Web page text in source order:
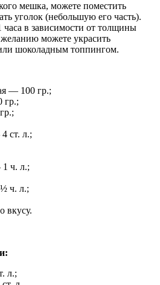
мешка, можете поместить
уголок (небольшую его часть).
часа в зависимости от толщины
можете украсить
шоколадным топпингом.
— 100 гр.;
гр.;
ст. л.;
ч. л.;
ч. л.;
вкусу.
л.;